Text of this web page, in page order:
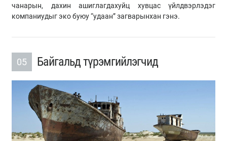
чанарын, дахин ашиглагдахуйц хувцас үйлдвэрлэдэг
компаниудыг эко буюу “удаан” загварынхан гэнэ.
05 Байгальд түрэмгийлэгчид